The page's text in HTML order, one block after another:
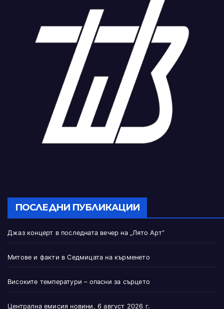
ПОСЛЕДНИ ПУБЛИКАЦИИ
Джаз концерт в последната вечер на „Лято Арт“
Митове и факти в Седмицата на кърменето
Високите температури – опасни за сърцето
Централна емисия новини, 6 август 2026 г.